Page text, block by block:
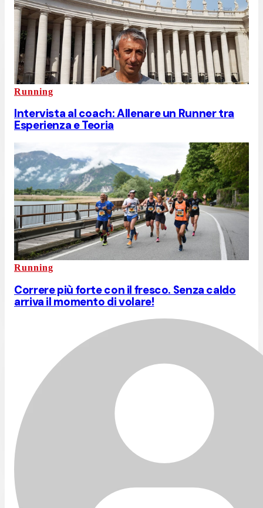
Running
Intervista al coach: Allenare un Runner tra
Esperienza e Teoria
Running
Correre più forte con il fresco. Senza caldo
arriva il momento di volare!